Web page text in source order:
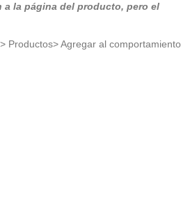
a la página del producto, pero el
Productos> Agregar al comportamiento